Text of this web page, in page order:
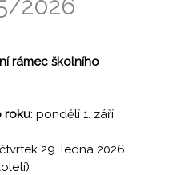
2026
rámec školního
roku: pondělí 1. září
29. ledna 2026